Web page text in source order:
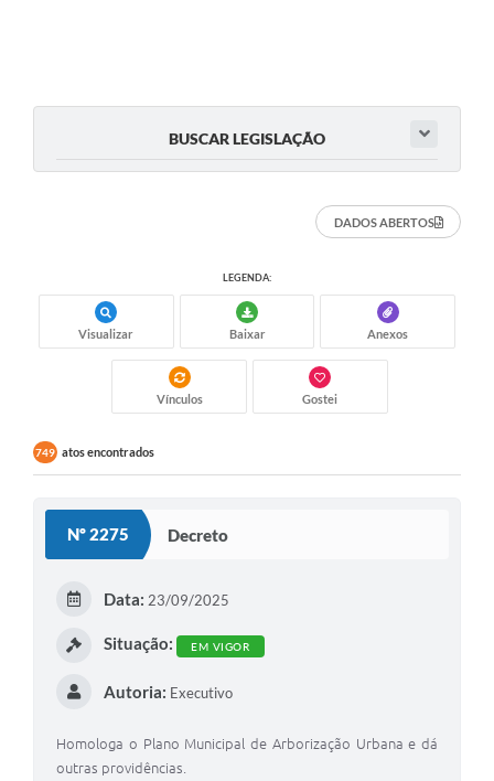
BUSCAR LEGISLAÇÃO
DADOS ABERTOS
LEGENDA:
Visualizar Baixar Anexos
Vínculos Gostei
749 atos encontrados
Nº 2275 Decreto
Data: 23/09/2025
Situação: EM VIGOR
Autoria: Executivo
Homologa o Plano Municipal de Arborização Urbana e dá
outras providências.